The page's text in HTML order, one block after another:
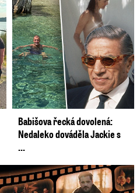
Babišova řecká dovolená:
Nedaleko dováděla Jackie s
...
Další Zrádci a žhavé novinky